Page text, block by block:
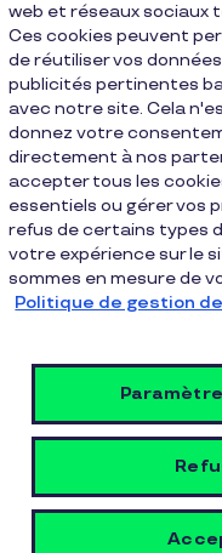
Pourquoi
est-elle
6 min de lecture
Optez pour les
souhaiter un bon
vos
web et réseaux sociaux
Ces cookies peuvent
de réutiliser vos
publicités pertinentes
avec notre site. Cela
donnez votre
directement à nos
accepter tous les
essentiels ou gérer vos
refus de certains types
votre expérience sur le
sommes en mesure de
Politique de gestion